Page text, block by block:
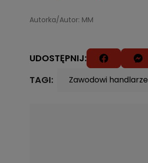
Autorka/Autor: MM
UDOSTĘPNIJ:
TAGI:
Zawodowi handlarze